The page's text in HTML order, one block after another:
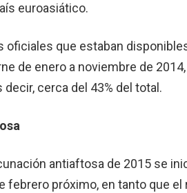
euroasiático.
que estaban
de enero a noviembre de
decir, cerca del 43% del total.
antiaftosa de 2015 se
febrero próximo, en tanto que